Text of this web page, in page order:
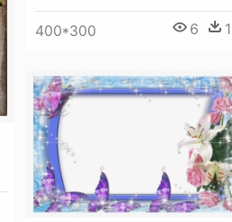
400*300 6 1